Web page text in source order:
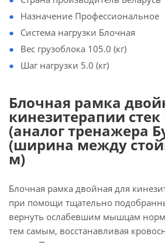
Назначение Профессиональное
Система нагрузки Блочная
Вес грузоблока 105.0 (кг)
Шаг нагрузки 5.0 (кг)
Блочная рамка
кинезитерапии стек
(аналог тренажера
(ширина между
м)
Блочная рамка двойная для
при помощи тщательно
вернуть ослабевшим мышцам
тем самым, восстанавливая